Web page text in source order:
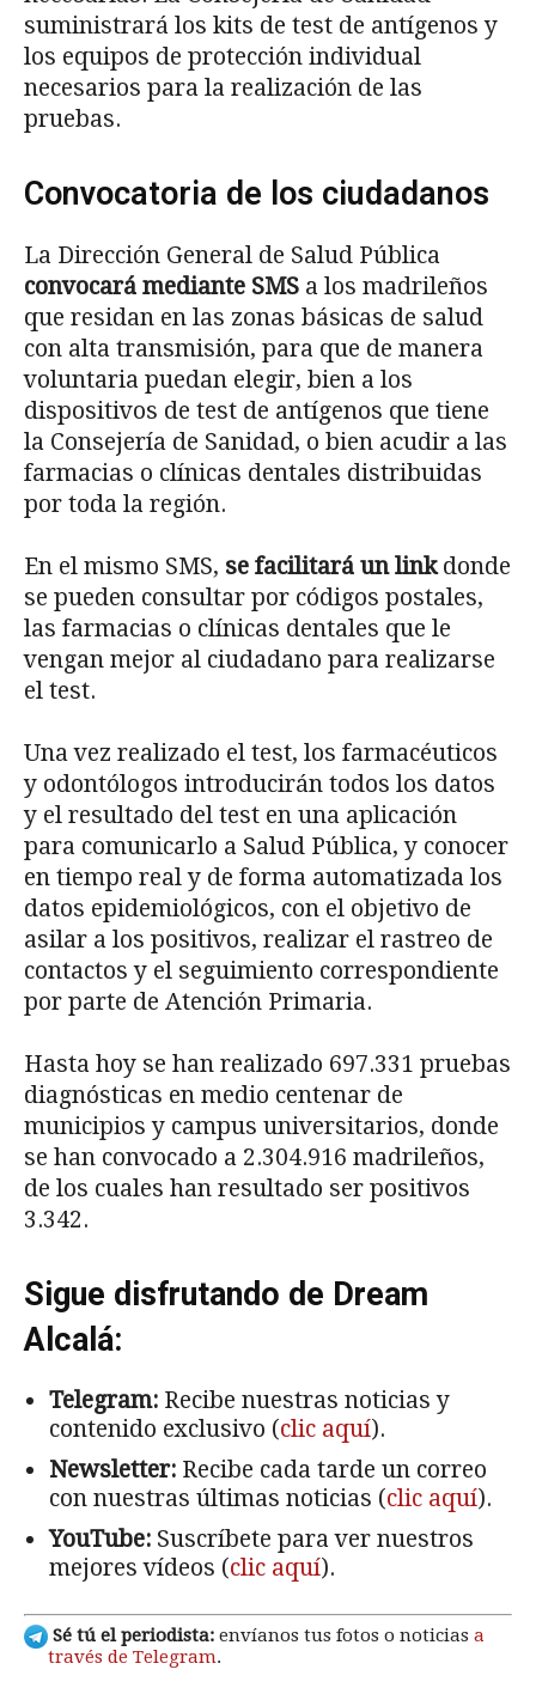
suministrará los kits de test de antígenos y
los equipos de protección individual
necesarios para la realización de las
pruebas.
Convocatoria de los ciudadanos
La Dirección General de Salud Pública
convocará mediante SMS a los madrileños
que residan en las zonas básicas de salud
con alta transmisión, para que de manera
voluntaria puedan elegir, bien a los
dispositivos de test de antígenos que tiene
la Consejería de Sanidad, o bien acudir a las
farmacias o clínicas dentales distribuidas
por toda la región.
En el mismo SMS, se facilitará un linkdonde
se pueden consultar por códigos postales,
las farmacias o clínicas dentales que le
vengan mejor al ciudadano para realizarse
el test.
Una vez realizado el test, los farmacéuticos
y odontólogos introducirán todos los datos
y el resultado del test en una aplicación
para comunicarlo a Salud Pública, y conocer
en tiempo real y de forma automatizada los
datos epidemiológicos, con el objetivo de
asilar a los positivos, realizar el rastreo de
contactos y el seguimiento correspondiente
por parte de Atención Primaria.
Hasta hoy se han realizado 697.331 pruebas
diagnósticas en medio centenar de
municipios y campus universitarios, donde
se han convocado a 2.304.916 madrileños,
de los cuales han resultado ser positivos
3.342.
Sigue disfrutando de Dream
Alcalá:
Telegram: Recibe nuestras noticias y
contenido exclusivo (clic aquí).
Newsletter: Recibe cada tarde un correo
con nuestras últimas noticias (clic aquí).
YouTube: Suscríbete para ver nuestros
mejores vídeos (clic aquí).
Sé tú el periodista: envíanos tus fotos o noticias a
través de Telegram.